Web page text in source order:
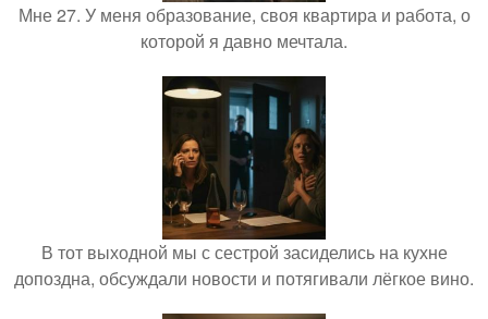
Мне 27. У меня образование, своя квартира и работа, о
которой я давно мечтала.
В тот выходной мы с сестрой засиделись на кухне
допоздна, обсуждали новости и потягивали лёгкое вино.